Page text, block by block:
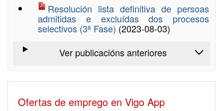
Resolución lista definitiva de persoas
admitidas e excluídas dos procesos
selectivos (3ª Fase) (2023-08-03)
Ver publicacións anteriores
Ofertas de emprego en Vigo App